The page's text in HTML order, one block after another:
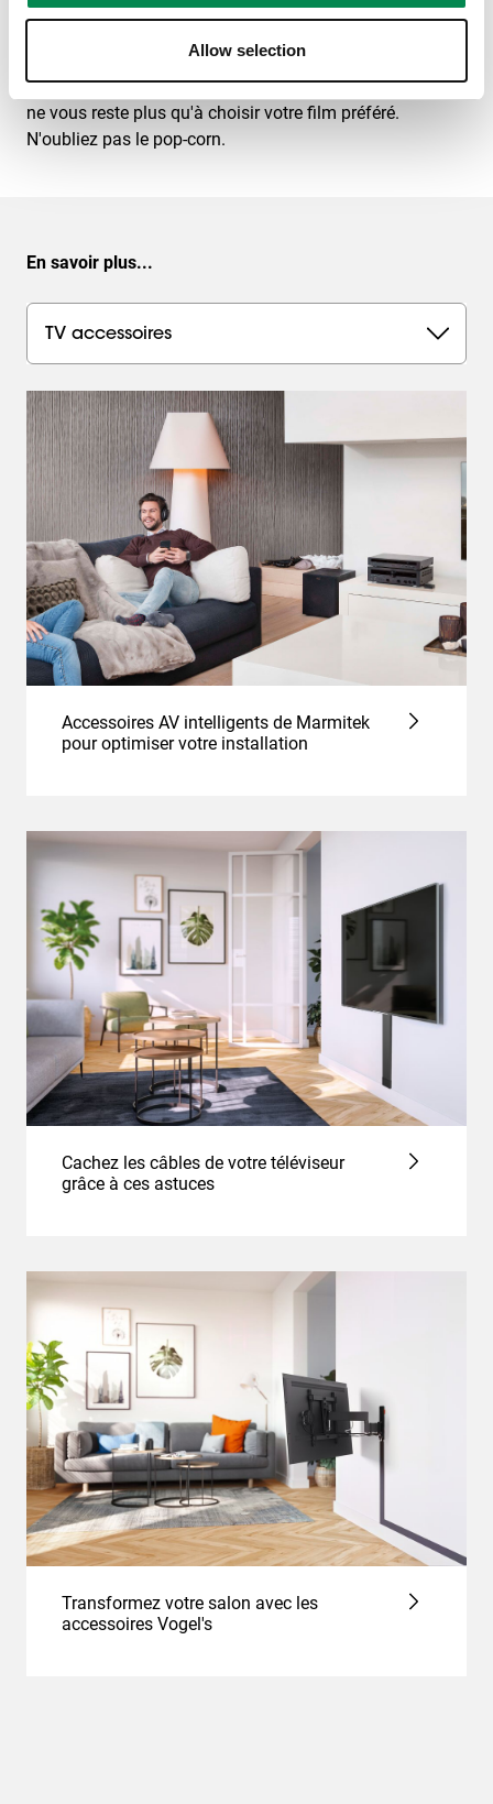
Allow selection
Le téléviseur ou le projecteur est monté, les enceintes
vous êtes prêt pour la première soirée cinéma dans la
salle de cinéma à domicile que vous avez aménagée. Il
ne vous reste plus qu'à choisir votre film préféré.
N'oubliez pas le pop-corn.
En savoir plus...
TV accessoires
Accessoires AV intelligents de Marmitek
pour optimiser votre installation
Cachez les câbles de votre téléviseur
grâce à ces astuces
Transformez votre salon avec les
accessoires Vogel's